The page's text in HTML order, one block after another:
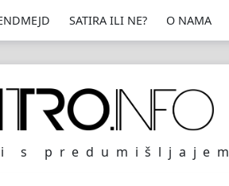
SATIRA ILI NE? O NAMA
s predumišljajem